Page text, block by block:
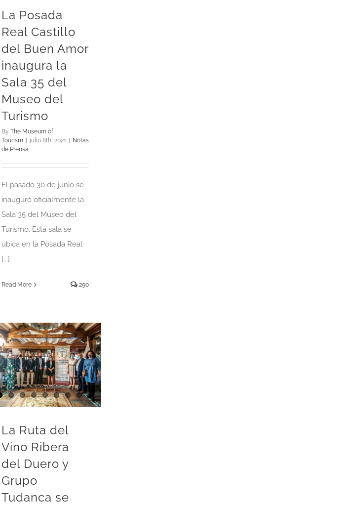
La Posada
Real Castillo
del Buen Amor
inaugura la
Sala 35 del
Museo del
Turismo
By The Museum of
Tourism
julio 8th, 2021
Notas
de Prensa
El pasado 30 de junio se
inauguró oficialmente la
Sala 35 del Museo del
Turismo. Esta sala se
ubica en la Posada Real
[...]
Read More 290
La Ruta del Vino
Ribera del Duero y
Grupo Tudanca se
estrenan en el Museo
del Turismo
La Ruta del
Vino Ribera
del Duero y
Grupo
Tudanca se